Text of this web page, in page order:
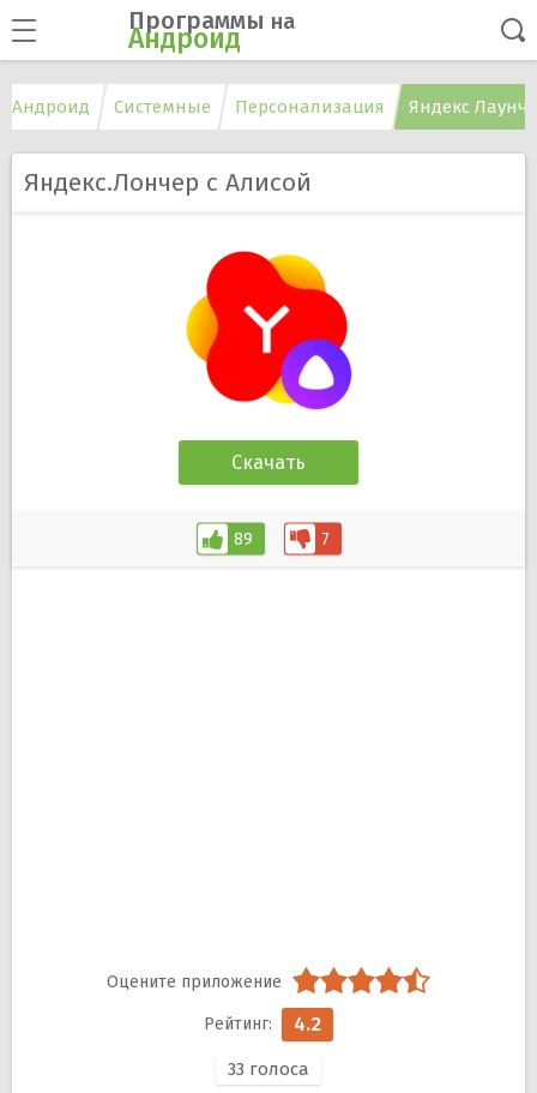
Программы на
Андроид
Андроид Системные Персонализация Яндекс
Яндекс.Лончер с Алисой
Скачать
89 7
4.2
33 голоса